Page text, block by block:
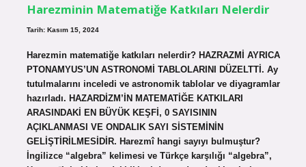
Harezminin Matematiğe Katkıları Nelerdir
Tarih: Kasım 15, 2024
Harezmin matematiğe katkıları nelerdir? HAZRAZMİ AYRICA
PTONAMYUS’UN ASTRONOMİ TABLOLARINI DÜZELTTİ. Ay
tutulmalarını inceledi ve astronomik tablolar ve diyagramlar
hazırladı. HAZARDİZM’İN MATEMATİĞE KATKILARI
ARASINDAKİ EN BÜYÜK KEŞFİ, 0 SAYISININ
AÇIKLANMASI VE ONDALIK SAYI SİSTEMİNİN
GELİŞTİRİLMESİDİR. Harezmî hangi sayıyı bulmuştur?
İngilizce “algebra” kelimesi ve Türkçe karşılığı “algebra”,